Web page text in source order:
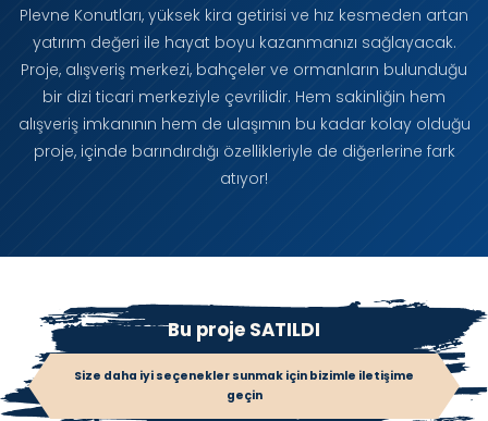
Plevne Konutları, yüksek kira getirisi ve hız kesmeden artan
yatırım değeri ile hayat boyu kazanmanızı sağlayacak.
Proje, alışveriş merkezi, bahçeler ve ormanların bulunduğu
bir dizi ticari merkeziyle çevrilidir. Hem sakinliğin hem
alışveriş imkanının hem de ulaşımın bu kadar kolay olduğu
proje, içinde barındırdığı özellikleriyle de diğerlerine fark
atıyor!
Bu proje SATILDI
Size daha iyi seçenekler sunmak için bizimle iletişime
geçin